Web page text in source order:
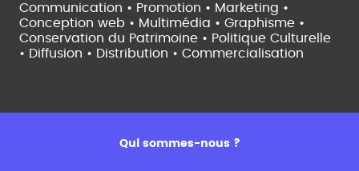
Communication • Promotion • Marketing •
Conception web • Multimédia • Graphisme •
Conservation du Patrimoine • Politique Culturelle
• Diffusion • Distribution • Commercialisation
Qui sommes-nous ?